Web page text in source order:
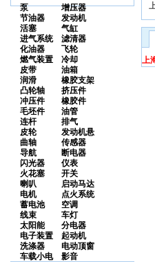
泵
增压器
节油器
发动机
活塞
气缸
进气系统
滤清器
化油器
飞轮
燃气装置
冷却
皮带
油箱
润滑
橡胶支架
凸轮轴
挤压件
冲压件
橡胶件
毛坯件
油管
连杆
排气
皮轮
发动机悬
曲轴
传感器
导航
断电器
闪光器
仪表
火花塞
开关
喇叭
启动马达
电机
点火系统
蓄电池
空调
线束
车灯
太阳能
分电器
电子装置
起动机
洗涤器
电动顶窗
车载小电
影音
上